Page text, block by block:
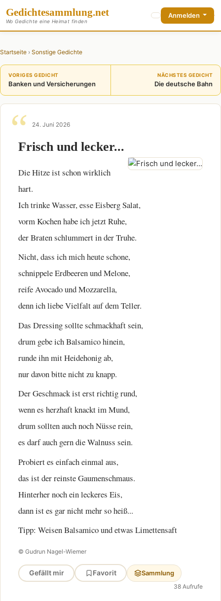
Gedichtesammlung.net
Wo Gedichte eine Heimat finden
Anmelden
Startseite › Sonstige Gedichte
VORIGES GEDICHT
Banken und Versicherungen
NÄCHSTES GEDICHT
Die deutsche Bahn
24. Juni 2026
Frisch und lecker...
Die Hitze ist schon wirklich
hart.
Ich trinke Wasser, esse Eisberg Salat,
vorm Kochen habe ich jetzt Ruhe,
der Braten schlummert in der Truhe.
Nicht, dass ich mich heute schone,
schnippele Erdbeeren und Melone,
reife Avocado und Mozzarella,
denn ich liebe Vielfalt auf dem Teller.
Das Dressing sollte schmackhaft sein,
drum gebe ich Balsamico hinein,
runde ihn mit Heidehonig ab,
nur davon bitte nicht zu knapp.
Der Geschmack ist erst richtig rund,
wenn es herzhaft knackt im Mund,
drum sollten auch noch Nüsse rein,
es darf auch gern die Walnuss sein.
Probiert es einfach einmal aus,
das ist der reinste Gaumenschmaus.
Hinterher noch ein leckeres Eis,
dann ist es gar nicht mehr so heiß...
Tipp: Weisen Balsamico und etwas Limettensaft
© Gudrun Nagel-Wiemer
Gefällt mir Favorit Sammlung
38 Aufrufe